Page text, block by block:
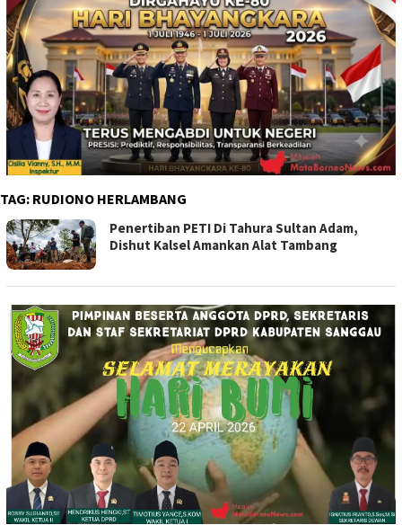
TAG: RUDIONO HERLAMBANG
Penertiban PETI Di Tahura Sultan Adam,
Dishut Kalsel Amankan Alat Tambang